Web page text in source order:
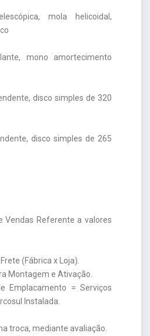
mola helicoidal,
mono amortecimento
disco simples de 320
disco simples de 265
Vendas Referente a valores
(Fábrica x Loja).
Montagem e Ativação.
Emplacamento = Serviços
Instalada.
troca, mediante avaliação.